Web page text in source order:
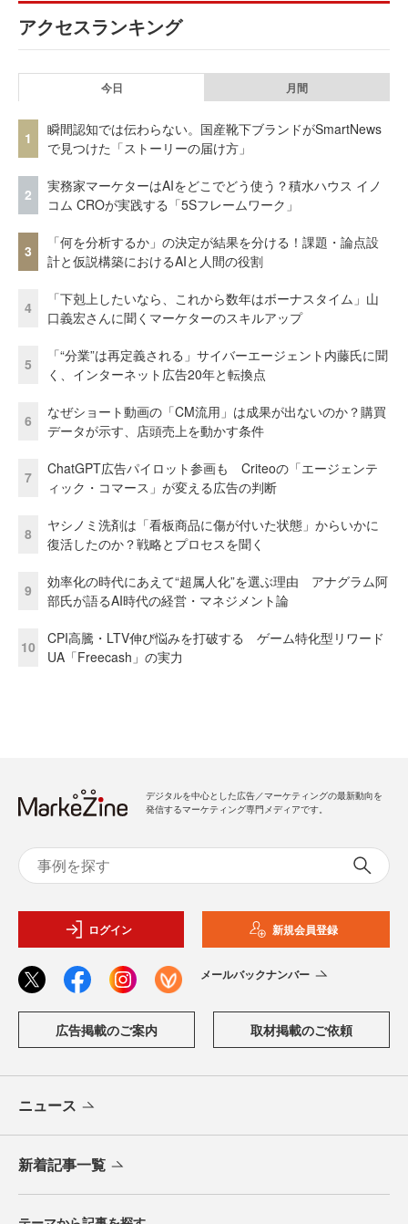
アクセスランキング
今日 月間
1
瞬間認知では伝わらない。国産靴下ブランドがSmartNews
で見つけた「ストーリーの届け方」
2
実務家マーケターはAIをどこでどう使う？積水ハウス イノ
コム CROが実践する「5Sフレームワーク」
3
「何を分析するか」の決定が結果を分ける！課題・論点設
計と仮説構築におけるAIと人間の役割
4
「下剋上したいなら、これから数年はボーナスタイム」山
口義宏さんに聞くマーケターのスキルアップ
5
「“分業”は再定義される」サイバーエージェント内藤氏に聞
く、インターネット広告20年と転換点
6
なぜショート動画の「CM流用」は成果が出ないのか？購買
データが示す、店頭売上を動かす条件
7
ChatGPT広告パイロット参画も Criteoの「エージェンテ
ィック・コマース」が変える広告の判断
8
ヤシノミ洗剤は「看板商品に傷が付いた状態」からいかに
復活したのか？戦略とプロセスを聞く
9
効率化の時代にあえて“超属人化”を選ぶ理由 アナグラム阿
部氏が語るAI時代の経営・マネジメント論
10
CPI高騰・LTV伸び悩みを打破する ゲーム特化型リワード
UA「Freecash」の実力
デジタルを中心とした広告／マーケティングの最新動向を
発信するマーケティング専門メディアです。
ログイン 新規会員登録
メールバックナンバー
広告掲載のご案内 取材掲載のご依頼
ニュース
新着記事一覧